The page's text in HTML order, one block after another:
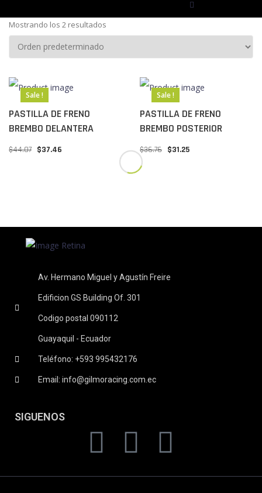
Mostrando los 2 resultados
Sale !
PASTILLA DE FRENO
BREMBO DELANTERA
$44.07 $37.46
Sale !
PASTILLA DE FRENO
BREMBO POSTERIOR
$36.76 $31.25
Av. Hermano Miguel y Agustín Freire
Edificion GS Building Of. 301
Codigo postal 090112
Guayaquil - Ecuador
Teléfono: +593 995432176
Email: info@gilmoracing.com.ec
SIGUENOS